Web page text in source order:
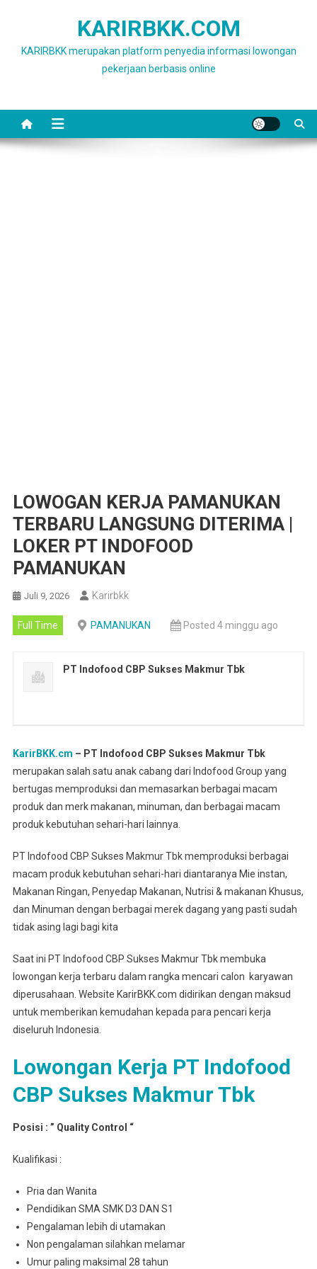
KARIRBKK.COM
KARIRBKK merupakan platform penyedia informasi lowongan
pekerjaan berbasis online
LOWOGAN KERJA PAMANUKAN
TERBARU LANGSUNG DITERIMA |
LOKER PT INDOFOOD
PAMANUKAN
Juli 9, 2026 Karirbkk
Full Time PAMANUKAN Posted 4 minggu ago
PT Indofood CBP Sukses Makmur Tbk
KarirBKK.cm – PT Indofood CBP Sukses Makmur Tbk
merupakan salah satu anak cabang dari Indofood Group yang
bertugas memproduksi dan memasarkan berbagai macam
produk dan merk makanan, minuman, dan berbagai macam
produk kebutuhan sehari-hari lainnya.
PT Indofood CBP Sukses Makmur Tbk memproduksi berbagai
macam produk kebutuhan sehari-hari diantaranya Mie instan,
Makanan Ringan, Penyedap Makanan, Nutrisi & makanan Khusus,
dan Minuman dengan berbagai merek dagang yang pasti sudah
tidak asing lagi bagi kita
Saat ini PT Indofood CBP Sukses Makmur Tbk membuka
lowongan kerja terbaru dalam rangka mencari calon karyawan
diperusahaan. Website KarirBKK.com didirikan dengan maksud
untuk memberikan kemudahan kepada para pencari kerja
diseluruh Indonesia.
Lowongan Kerja PT Indofood
CBP Sukses Makmur Tbk
Posisi : ” Quality Control “
Kualifikasi :
Pria dan Wanita
Pendidikan SMA SMK D3 DAN S1
Pengalaman lebih di utamakan
Non pengalaman silahkan melamar
Umur paling maksimal 28 tahun